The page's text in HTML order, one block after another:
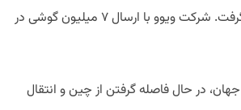
دوم را با ارسال ۷.۲ میلیون گوشی در اختیار گرفت. شرکت ویوو با ارسال ۷ میلیون گوشی در
در حال فاصله گرفتن از چین و انتقال